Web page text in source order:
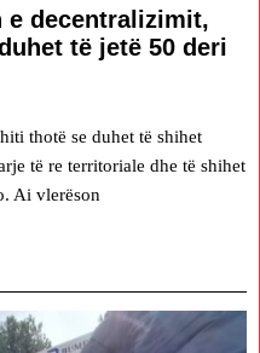
e decentralizimit,
të jetë 50 deri
thotë se duhet të shihet
të re territoriale dhe të shihet
Ai vlerëson